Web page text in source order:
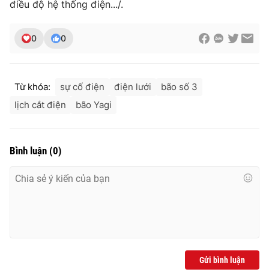
điều độ hệ thống điện.../.
0 0
Từ khóa: sự cố điện điện lưới
bão số 3
lịch cắt điện
bão Yagi
Bình luận (0)
Gửi bình luận